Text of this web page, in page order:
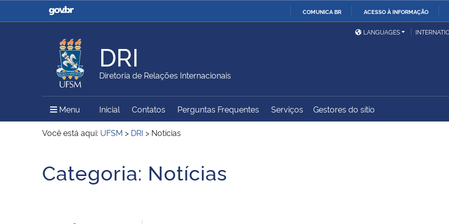
COMUNICA BR ACESSO À INFORMAÇÃO
Casa Civil
Ministério da Justiça e
Ministério da Defesa
Ministério das Relações
Exteriores
Ministério da Agricultura,
Pecuária e Abastecimento
Ministério do Meio Ambiente Ministério do Turismo
Ministério do
Controladoria-Geral da
Secretaria de Governo
Gabinete de Segurança
LANGUAGES
DRI
Diretoria de Relações Internacionais
Menu Menu Principal do Sítio
Inicial Contatos Perguntas Frequentes Serviços Gestores do sítio
Você está aqui: UFSM > DRI > Notícias
Categoria: Notícias